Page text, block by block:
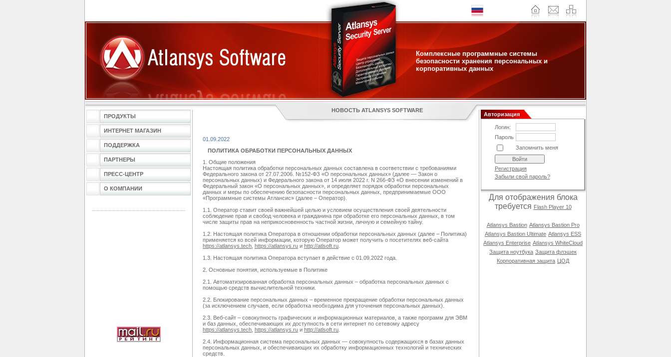
Комплексные программные системы
безопасности хранения персональных и
корпоративных данных
ПРОДУКТЫ
ИНТЕРНЕТ МАГАЗИН
ПОДДЕРЖКА
ПАРТНЕРЫ
ПРЕСС-ЦЕНТР
О КОМПАНИИ
НОВОСТЬ ATLANSYS SOFTWARE
01.09.2022
ПОЛИТИКА ОБРАБОТКИ ПЕРСОНАЛЬНЫХ ДАННЫХ
1. Общие положения
Настоящая политика обработки персональных данных составлена в соответствии с требованиями
Федерального закона от 27.07.2006. №152-ФЗ «О персональных данных» (далее — Закон о
персональных данных) и Федерального закона от 14 июля 2022 г. N 266-ФЗ «О внесении изменений в
Федеральный закон «О персональных данных», и определяет порядок обработки персональных
данных и меры по обеспечению безопасности персональных данных, предпринимаемые ООО
«Программные системы Атлансис» (далее – Оператор).
1.1. Оператор ставит своей важнейшей целью и условием осуществления своей деятельности
соблюдение прав и свобод человека и гражданина при обработке его персональных данных, в том
числе защиты прав на неприкосновенность частной жизни, личную и семейную тайну.
1.2. Настоящая политика Оператора в отношении обработки персональных данных (далее – Политика)
применяется ко всей информации, которую Оператор может получить о посетителях веб-сайта
https://atlansys.tech https://atlansys.ru и http://atlsoft.ru
1.3. Настоящая политика Оператора вступает в действие с 01.09.2022 года.
2. Основные понятия, используемые в Политике
2.1. Автоматизированная обработка персональных данных – обработка персональных данных с
помощью средств вычислительной техники.
2.2. Блокирование персональных данных – временное прекращение обработки персональных данных
(за исключением случаев, если обработка необходима для уточнения персональных данных).
2.3. Веб-сайт – совокупность графических и информационных материалов, а также программ для ЭВМ
и баз данных, обеспечивающих их доступность в сети интернет по сетевому адресу
https://atlansys.tech https://atlansys.ru и http://atlsoft.ru
2.4. Информационная система персональных данных — совокупность содержащихся в базах данных
персональных данных, и обеспечивающих их обработку информационных технологий и технических
средств.
Авторизация
Логин:
Пароль
Запомнить меня
Регистрация
Забыли свой пароль?
Для отображения блока
требуется Flash Player 10
Atlansys Bastion Atlansys Bastion Pro
Atlansys Bastion Ultimate Atlansys ESS
Atlansys Enterprise Atlansys WhiteCloud
Защита ноутбука Защита флэшек
Корпоративная защита ЦОД